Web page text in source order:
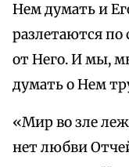
Нем думать и
разлетаются по
от Него. И мы,
думать о Нем
«Мир во зле
нет любви